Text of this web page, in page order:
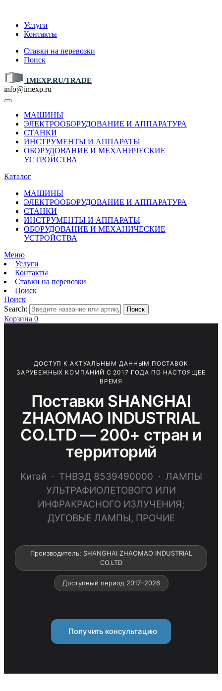
Услуги
Контакты
Ставки на перевозки
Поиск
IMEXP.RU/TRADE
info@imexp.ru
МАШИНЫ
ЭЛЕКТРООБОРУДОВАНИЕ И АППАРАТУРА
СТАНКИ
ИНСТРУМЕНТЫ И АППАРАТЫ
ОБОРУДОВАНИЕ И МЕХАНИЧЕСКИЕ
УСТРОЙСТВА
Каталог
МАШИНЫ
ЭЛЕКТРООБОРУДОВАНИЕ И АППАРАТУРА
СТАНКИ
ИНСТРУМЕНТЫ И АППАРАТЫ
ОБОРУДОВАНИЕ И МЕХАНИЧЕСКИЕ
УСТРОЙСТВА
Меню
Услуги
Контакты
Ставки на перевозки
Поиск
Поиск
Search:
Поиск
Корзина 0
ДОСТУП К АКТУАЛЬНЫМ ДАННЫМ ПОСТАВОК
ЗАРУБЕЖНЫХ КОМПАНИЙ С 2017 ГОДА ПО НАСТОЯЩЕЕ
ВРЕМЯ
Поставки SHANGHAI
ZHAOMAO INDUSTRIAL
CO.LTD — 200+ стран и
территорий
Китай · ТНВЭД 8539490000 · ЛАМПЫ
УЛЬТРАФИОЛЕТОВОГО ИЛИ
ИНФРАКРАСНОГО ИЗЛУЧЕНИЯ;
ДУГОВЫЕ ЛАМПЫ, ПРОЧИЕ
Производитель: SHANGHAI ZHAOMAO INDUSTRIAL
CO.LTD
Доступный период 2017–2026
Получить консультацию